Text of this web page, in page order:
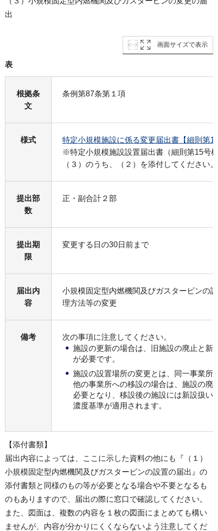
出
画面サイズで表示
表
根拠条
文
条例第87条第１項
様式
特定小規模施設に係る変更届出書【細則第
※特定小規模施設設置届出書（細則第15号
（３）のうち、（２）を添付してください。
提出部
数
正・副合計２部
提出期
限
変更する日の30日前まで
届出内
容
小規模固定型内燃機関及びガスタービンの
理方法等の変更
備考
次の事項に注意してください。
施設の更新の場合は、旧施設の廃止と新
が必要です。
施設の設置場所の変更とは、同一事業所
他の事業所への移設の場合は、施設の廃
必要となり、移設後の施設には新設扱い
濃度基準が適用されます。
【添付書類】
届出内容によっては、ここに示した資料の他にも『（１）
小規模固定型内燃機関及びガスタービンの設置の届出』の
添付書類と同様のもの等が必要となる場合や不要となるも
のもありますので、届出の際に窓口で確認してください。
また、図面は、複数の内容を１枚の図面にまとめても構い
ませんが、内容が分かりにくくならないよう注意してくだ